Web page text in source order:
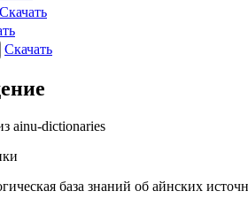
Скачать
Скачать
ainu-dictionaries
база знаний об айнских